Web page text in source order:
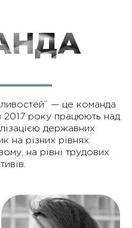
— це команда
2017 року працюють над
державних
на різних рівнях:
на рівні трудових